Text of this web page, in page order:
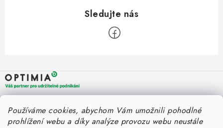
Používáme cookies, abychom Vám umožnili pohodlné
prohlížení webu a díky analýze provozu webu neustále
á
p
a
OPTIMIA BPO s.r.o.
Holýšovská 2923/4
Rychlý kontakt